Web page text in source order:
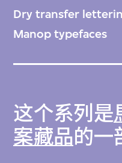
Dry transfer
Manop typefaces
这个系列是
案藏品的一